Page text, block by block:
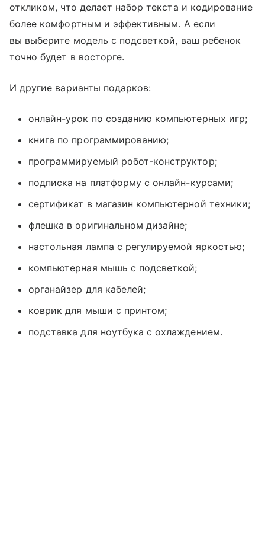
откликом, что делает набор текста и кодирование
более комфортным и эффективным. А если
вы выберите модель с подсветкой, ваш ребенок
точно будет в восторге.
И другие варианты подарков:
онлайн-урок по созданию компьютерных игр;
книга по программированию;
программируемый робот-конструктор;
подписка на платформу сонлайн-курсами;
сертификат в магазин компьютерной техники;
флешка в оригинальном дизайне;
настольная лампа с регулируемой яркостью;
компьютерная мышь с подсветкой;
органайзер для кабелей;
коврик для мыши с принтом;
подставка для ноутбука с охлаждением.